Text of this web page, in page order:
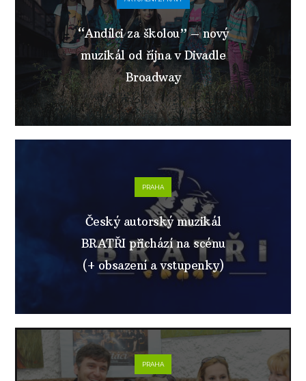
“Andílci za školou” – nový
muzikál od října v Divadle
Broadway
PRAHA
Český autorský muzikál
BRATŘI přichází na scénu
(+ obsazení a vstupenky)
PRAHA